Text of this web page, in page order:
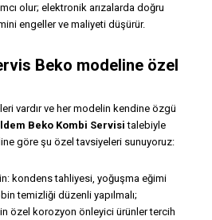
olur; elektronik arızalarda doğru
engeller ve maliyeti düşürür.
Beko modeline özel
vardır ve her modelin kendine özgü
Beko Kombi Servisi talebiyle
göre şu özel tavsiyeleri sunuyoruz:
kondens tahliyesi, yoğuşma eğimi
temizliği düzenli yapılmalı;
özel korozyon önleyici ürünler tercih